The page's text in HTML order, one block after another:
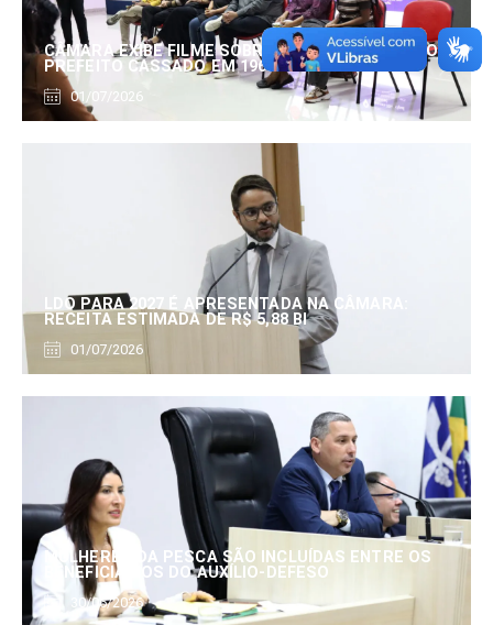
CÂMARA EXIBE FILME SOBRE EDUARDO SERRANO,
PREFEITO CASSADO EM 1960
01/07/2026
LDO PARA 2027 É APRESENTADA NA CÂMARA:
RECEITA ESTIMADA DE R$ 5,88 BI
01/07/2026
MULHERES DA PESCA SÃO INCLUÍDAS ENTRE OS
BENEFICIÁRIOS DO AUXÍLIO-DEFESO
30/06/2026